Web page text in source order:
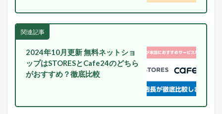
関連記事
2024年10月更新 無料ネットショ
ップはSTORESとCafe24のどちら
がおすすめ？徹底比較